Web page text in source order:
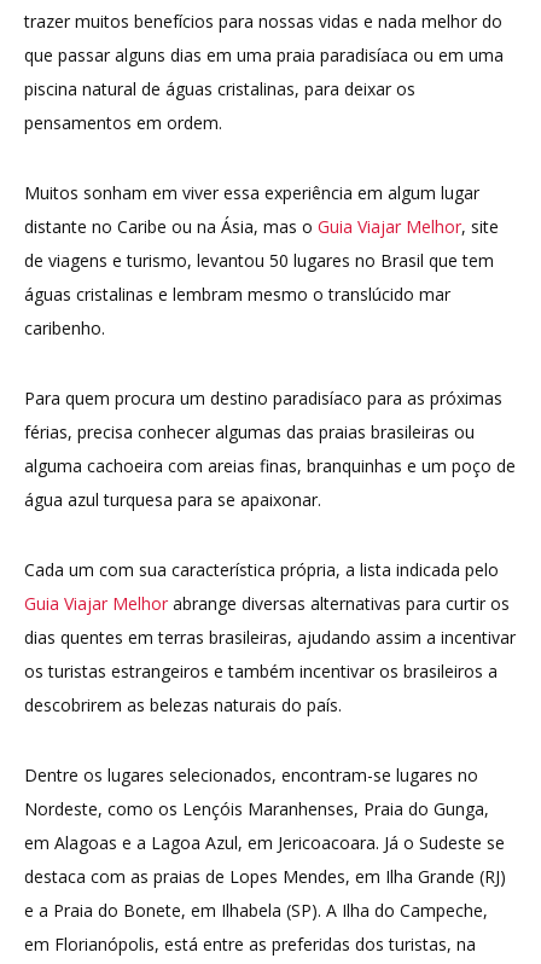
trazer muitos benefícios para nossas vidas e nada melhor do
que passar alguns dias em uma praia paradisíaca ou em uma
piscina natural de águas cristalinas, para deixar os
pensamentos em ordem.
Muitos sonham em viver essa experiência em algum lugar
distante no Caribe ou na Ásia, mas o Guia Viajar Melhor, site
de viagens e turismo, levantou 50 lugares no Brasil que tem
águas cristalinas e lembram mesmo o translúcido mar
caribenho.
Para quem procura um destino paradisíaco para as próximas
férias, precisa conhecer algumas das praias brasileiras ou
alguma cachoeira com areias finas, branquinhas e um poço de
água azul turquesa para se apaixonar.
Cada um com sua característica própria, a lista indicada pelo
Guia Viajar Melhor abrange diversas alternativas para curtir os
dias quentes em terras brasileiras, ajudando assim a incentivar
os turistas estrangeiros e também incentivar os brasileiros a
descobrirem as belezas naturais do país.
Dentre os lugares selecionados, encontram-se lugares no
Nordeste, como os Lençóis Maranhenses, Praia do Gunga,
em Alagoas e a Lagoa Azul, em Jericoacoara. Já o Sudeste se
destaca com as praias de Lopes Mendes, em Ilha Grande (RJ)
e a Praia do Bonete, em Ilhabela (SP). A Ilha do Campeche,
em Florianópolis, está entre as preferidas dos turistas, na